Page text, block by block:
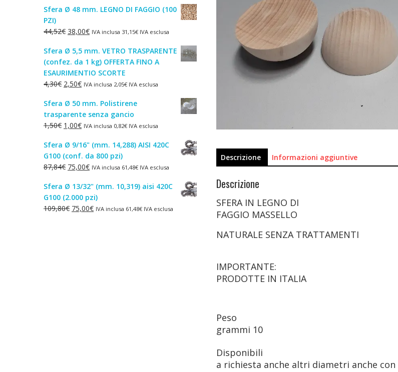
Descrizione Informazioni aggiuntive
Descrizione
SFERA IN LEGNO DI
FAGGIO MASSELLO
NATURALE SENZA TRATTAMENTI
IMPORTANTE:
PRODOTTE IN ITALIA
Peso
grammi 10
Disponibili
a richiesta anche altri diametri anche
Sfera Ø 48 mm. LEGNO DI FAGGIO (100
PZI)
44,52€ Il
originale
era:
44,52€.
38,00€Il
attuale
è:
38,00€.
IVA inclusa 31,15€ IVA esclusa
Sfera Ø 5,5 mm. VETRO TRASPARENTE
(confez. da 1 kg) OFFERTA FINO A
ESAURIMENTIO SCORTE
4,30€ Il
originale
era:
4,30€.
2,50€Il
attuale
è:
2,50€.
IVA inclusa 2,05€ IVA esclusa
Sfera Ø 50 mm. Polistirene
trasparente senza gancio
1,50€ Il
originale
era:
1,50€.
1,00€Il
attuale
è:
1,00€.
IVA inclusa 0,82€ IVA esclusa
Sfera Ø 9/16" (mm. 14,288) AISI 420C
G100 (conf. da 800 pzi)
87,84€ Il
originale
era:
87,84€.
75,00€Il
attuale
è:
75,00€.
IVA inclusa 61,48€ IVA esclusa
Sfera Ø 13/32" (mm. 10,319) aisi 420C
G100 (2.000 pzi)
109,80€ Il
75,00€IlIVA inclusa 61,48€ IVA esclusa